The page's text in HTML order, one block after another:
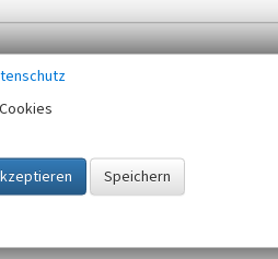
gespeichert und verwendet.
gültigen Europäischen